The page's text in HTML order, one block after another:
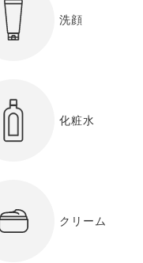
洗顔
化粧水
クリーム